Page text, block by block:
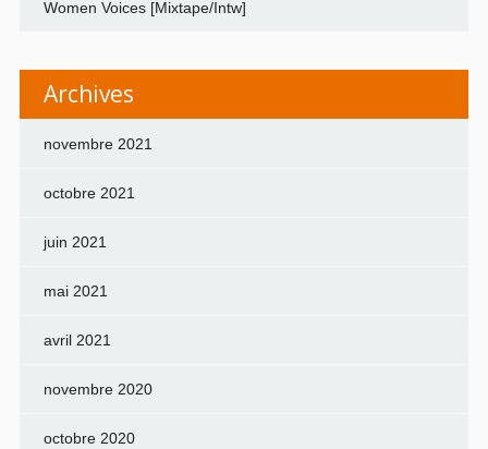
Women Voices [Mixtape/Intw]
Archives
novembre 2021
octobre 2021
juin 2021
mai 2021
avril 2021
novembre 2020
octobre 2020